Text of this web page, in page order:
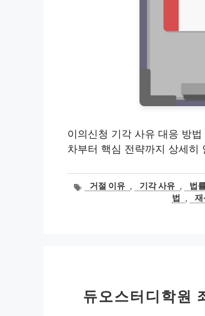
이의신청 기각 사유 대응 방
차부터 핵심 전략까지 상세히
태거절 이유 , 기각 사유 , 법
법
, 재
듀오스터디학원